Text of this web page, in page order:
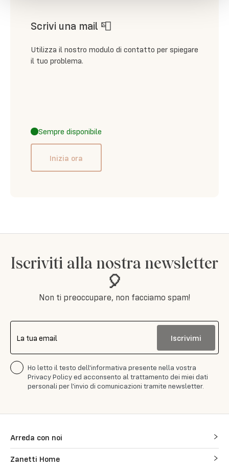
Scrivi una mail 📮
Utilizza il nostro modulo di contatto per spiegare
il tuo problema.
Sempre disponibile
Inizia ora
Iscriviti alla nostra newsletter
🎈
Non ti preoccupare, non facciamo spam!
La tua email Iscrivimi
Ho letto il testo dell'informativa presente nella vostra
Privacy Policy ed acconsento al trattamento dei miei dati
personali per l'invio di comunicazioni tramite newsletter.
Arreda con noi
Zanetti Home